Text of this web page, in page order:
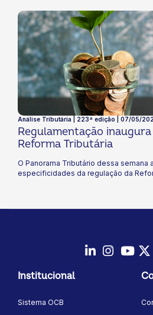
Análise Tributária | 223ª edição | 07/05/
Regulamentação
Reforma Tributária
O Panorama Tributário dessa semana
especificidades da regulação da
Institucional
Sistema OCB